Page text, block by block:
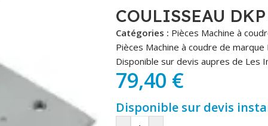
COULISSEAU DKP
Catégories : Pièces Machine à
Pièces Machine à coudre de
Disponible sur devis aupres de Les
79,40 €
Disponible sur devis